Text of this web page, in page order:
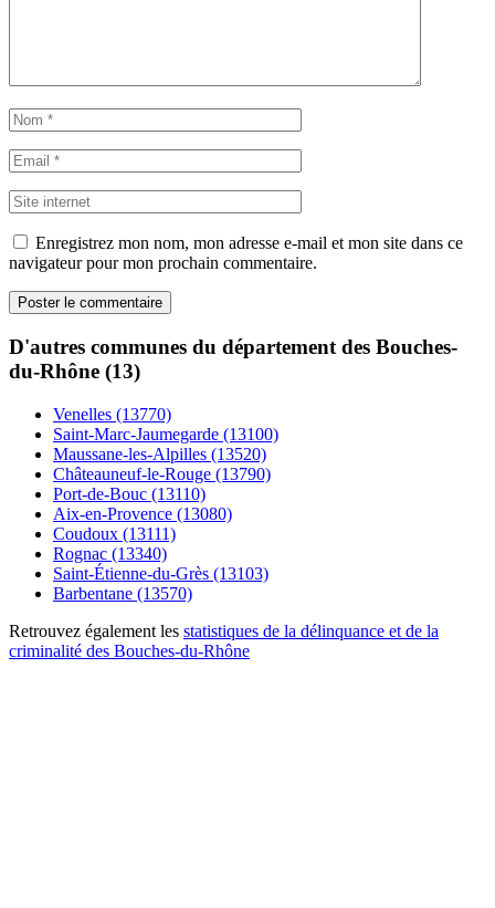
Enregistrez mon nom, mon adresse e-mail et mon site dans ce
navigateur pour mon prochain commentaire.
D'autres communes du département des Bouches-
du-Rhône (13)
Venelles (13770)
Saint-Marc-Jaumegarde (13100)
Maussane-les-Alpilles (13520)
Châteauneuf-le-Rouge (13790)
Port-de-Bouc (13110)
Aix-en-Provence (13080)
Coudoux (13111)
Rognac (13340)
Saint-Étienne-du-Grès (13103)
Barbentane (13570)
Retrouvez également les statistiques de la délinquance et de la
criminalité des Bouches-du-Rhône